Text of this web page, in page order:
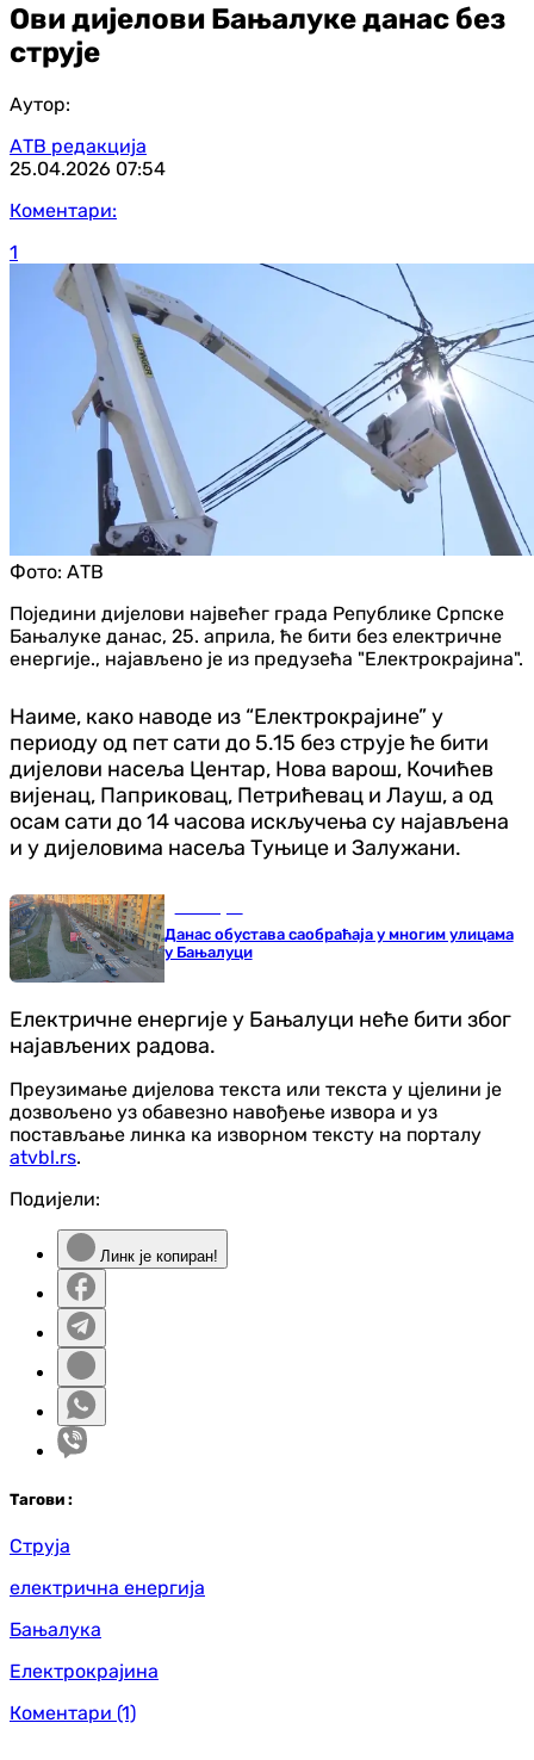
Ови дијелови Бањалуке данас без
струје
Аутор:
АТВ редакција
25.04.2026 07:54
Коментари:
1
Фото: АТВ
Поједини дијелови највећег града Републике Српске
Бањалуке данас, 25. априла, ће бити без електричне
енергије., најављено је из предузећа "Електрокрајина".
Наиме, како наводе из “Електрокрајине” у
периоду од пет сати до 5.15 без струје ће бити
дијелови насеља Центар, Нова варош, Кочићев
вијенац, Паприковац, Петрићевац и Лауш, а од
осам сати до 14 часова искључења су најављена
и у дијеловима насеља Туњице и Залужани.
Данас обустава саобраћаја у многим улицама
у Бањалуци
Електричне енергије у Бањалуци неће бити због
најављених радова.
Преузимање дијелова текста или текста у цјелини је
дозвољено уз обавезно навођење извора и уз
постављање линка ка изворном тексту на порталу
atvbl.rs.
Подијели:
Линк је копиран!
Тагови :
Струја
електрична енергија
Бањалука
Електрокрајина
Коментари (1)